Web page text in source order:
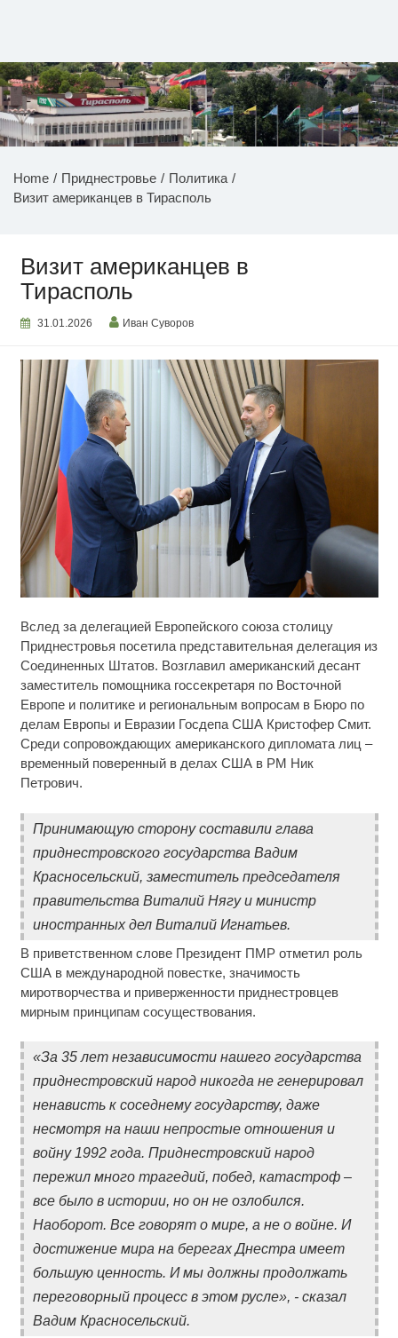
НОВОСТИ ПРИДНЕСТРОВЬЯ
Home Приднестровье
Политика
Визит американцев в Тирасполь
Визит американцев в
Тирасполь
31.01.2026 Иван Суворов
Вслед за делегацией Европейского союза столицу
Приднестровья посетила представительная делегация из
Соединенных Штатов. Возглавил американский десант
заместитель помощника госсекретаря по Восточной
Европе и политике и региональным вопросам в Бюро по
делам Европы и Евразии Госдепа США Кристофер Смит.
Среди сопровождающих американского дипломата лиц –
временный поверенный в делах США в РМ Ник
Петрович.
Принимающую сторону составили глава
приднестровского государства Вадим
Красносельский, заместитель председателя
правительства Виталий Нягу и министр
иностранных дел Виталий Игнатьев.
В приветственном слове Президент ПМР отметил роль
США в международной повестке, значимость
миротворчества и приверженности приднестровцев
мирным принципам сосуществования.
«За 35 лет независимости нашего государства
приднестровский народ никогда не генерировал
ненависть к соседнему государству, даже
несмотря на наши непростые отношения и
войну 1992 года. Приднестровский народ
пережил много трагедий, побед, катастроф –
все было в истории, но он не озлобился.
Наоборот. Все говорят о мире, а не о войне. И
достижение мира на берегах Днестра имеет
большую ценность. И мы должны продолжать
переговорный процесс в этом русле», - сказал
Вадим Красносельский.
будете долго
i
Ржу не переставая, это видео пересмотришь не
раз
i
Ролик длится пару секунд, но вы будете в шоке